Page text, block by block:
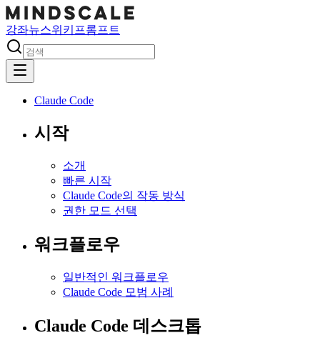
강좌뉴스위키 프롬프트
Claude Code
시작
소개
빠른 시작
Claude Code의 작동 방식
권한 모드 선택
워크플로우
일반적인 워크플로우
Claude Code 모범 사례
Claude Code 데스크톱